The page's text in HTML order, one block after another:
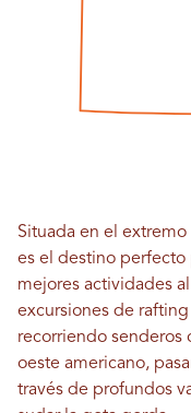
Situada en el
es el destino perfecto
mejores actividades
excursiones de
recorriendo senderos
oeste americano,
través de profundos